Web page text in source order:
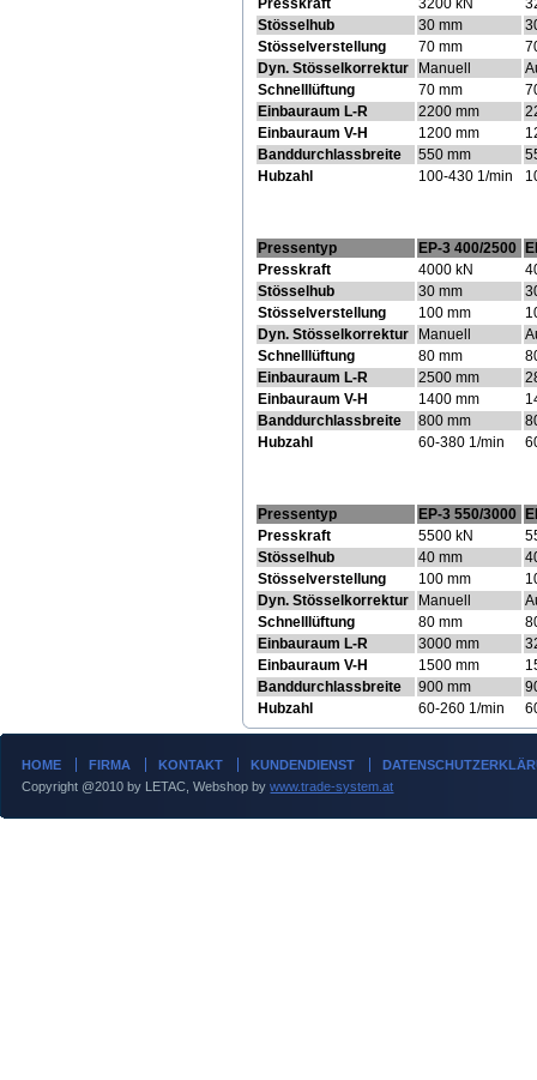
Presskraft
3200 kN
Stösselhub
30 mm
Stösselverstellung
70 mm
Dyn. Stösselkorrektur
Manuell
Schnelllüftung
70 mm
Einbauraum L-R
2200 mm
Einbauraum V-H
1200 mm
Banddurchlassbreite
550 mm
Hubzahl
100-430 1/min
Pressentyp EP-3 400/2500
Presskraft
4000 kN
Stösselhub
30 mm
Stösselverstellung
100 mm
Dyn. Stösselkorrektur
Manuell
Schnelllüftung
80 mm
Einbauraum L-R
2500 mm
Einbauraum V-H
1400 mm
Banddurchlassbreite
800 mm
Hubzahl
60-380 1/min
Pressentyp EP-3 550/3000
Presskraft
5500 kN
Stösselhub
40 mm
Stösselverstellung
100 mm
Dyn. Stösselkorrektur
Manuell
Schnelllüftung
80 mm
Einbauraum L-R
3000 mm
Einbauraum V-H
1500 mm
Banddurchlassbreite
900 mm
Hubzahl
60-260 1/min
HOME FIRMA KONTAKT KUNDENDIENST
Copyright @2010 by LETAC, Webshop bywww.trade-system.at